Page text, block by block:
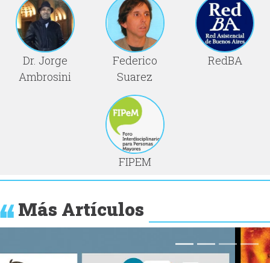
Dr. Jorge
Ambrosini
Federico
Suarez
RedBA
FIPEM
Más Artículos